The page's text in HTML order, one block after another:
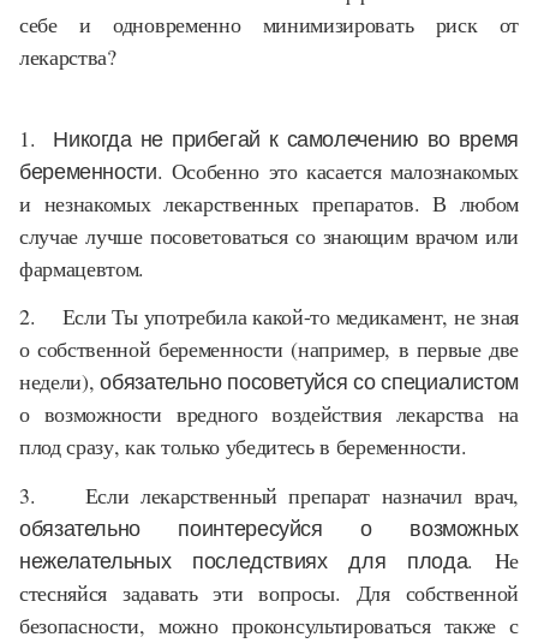
себе и одновременно минимизировать риск от
лекарства?
1.
Никогда не прибегай к самолечению во время
беременности. Особенно это касается малознакомых
и незнакомых лекарственных препаратов. В любом
случае лучше посоветоваться со знающим врачом или
фармацевтом.
2.
Если Ты употребила какой-то медикамент, не зная
о собственной беременности (например, в первые две
недели),обязательно посоветуйся со специалистом
о возможности вредного воздействия лекарства на
плод сразу, как только убедитесь в беременности.
3.
Если лекарственный препарат назначил врач,
обязательно поинтересуйся о возможных
нежелательных последствиях для плода. Не
стесняйся задавать эти вопросы. Для собственной
безопасности, можно проконсультироваться также с